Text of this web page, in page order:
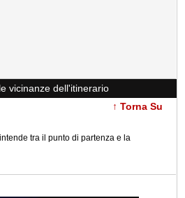
vicinanze dell'itinerario
↑ Torna Su
tra il punto di partenza e la